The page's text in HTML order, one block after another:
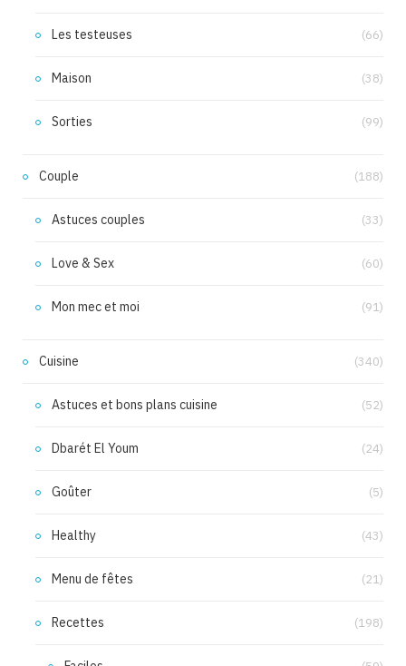
Les testeuses (66)
Maison (38)
Sorties (99)
Couple (188)
Astuces couples (33)
Love & Sex (60)
Mon mec et moi (91)
Cuisine (340)
Astuces et bons plans cuisine (52)
Dbarét El Youm (24)
Goûter (5)
Healthy (43)
Menu de fêtes (21)
Recettes (198)